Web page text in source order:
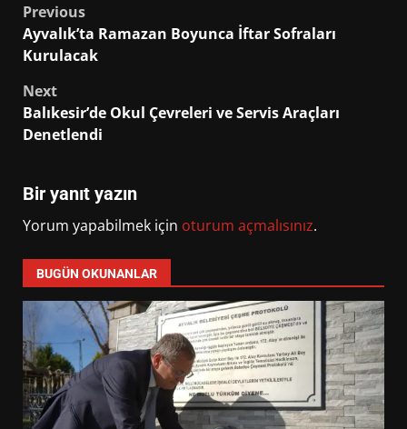
Post
navigation
Previous
Ayvalık’ta Ramazan Boyunca İftar Sofraları
Kurulacak
Next
Balıkesir’de Okul Çevreleri ve Servis Araçları
Denetlendi
Bir yanıt yazın
Yorum yapabilmek için oturum açmalısınız.
BUGÜN OKUNANLAR